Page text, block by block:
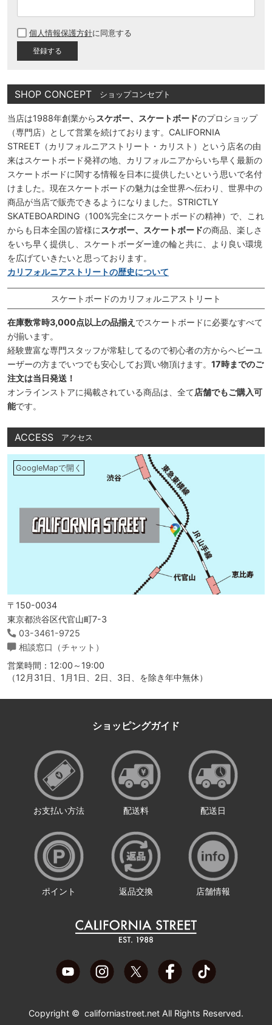
須
個人情報保護方針に同意する
SHOP CONCEPT ショップコンセプト
当店は1988年創業から スケボー、スケートボードのプロショップ
（専門店）として営業を続けております。CALIFORNIA
STREET（カリフォルニアストリート・カリスト）という店名の由
来はスケートボード発祥の地、カリフォルニアからいち早く最新の
スケートボードに関する情報を日本に提供したいという思いで名付
けました。現在スケートボードの魅力は全世界へ伝わり、世界中の
商品が当店で販売できるようになりました。STRICTLY
SKATEBOARDING（100%完全にスケートボードの精神）で、これ
からも日本全国の皆様に スケボー、スケートボードの商品、楽しさ
をいち早く提供し、スケートボーダー達の輪と共に、より良い環境
を広げていきたいと思っております。
カリフォルニアストリートの歴史について
スケートボードのカリフォルニアストリート
在庫数常時3,000点以上の品揃え でスケートボードに必要なすべて
が揃います。
経験豊富な専門スタッフが常駐してるので初心者の方からヘビーユ
ーザーの方までいつでも安心してお買い物頂けます。 17時までのご
注文は当日発送！
オンラインストアに掲載されている商品は、全て店舗でもご購入可
能です。
ACCESS アクセス
GoogleMapで開く
〒150-0034
東京都渋谷区代官山町7-3
03-3461-9725
相談窓口（チャット）
営業時間：12:00～19:00
（12月31日、1月1日、2日、3日、を除き年中無休）
ショッピングガイド
お支払い方法 配送料 配送日
ポイント 返品交換 店舗情報
Copyright © californiastreet.net All Rights Reserved.